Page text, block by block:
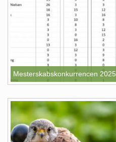
Mesterskabskonkurrencen 2025